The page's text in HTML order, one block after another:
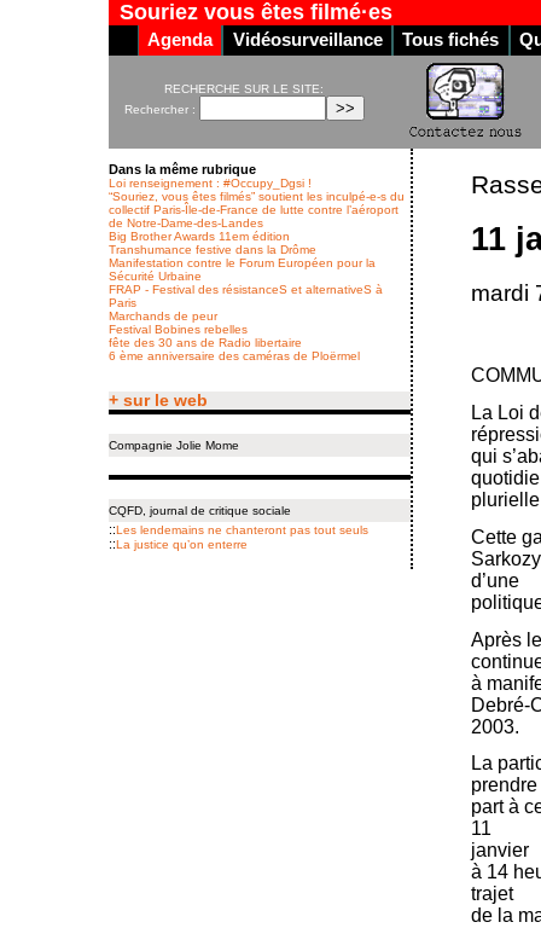
Souriez vous êtes filmé·es
Agenda Vidéosurveillance Tous fichés
RECHERCHE SUR LE SITE:
Rechercher :
11
mardi
La Loi
qui
Cette
d’une
Après
à
Debré-
2003.
La
prendre
part à
11
janvier
à 14
trajet
de la
Dans la même rubrique
Loi renseignement : #Occupy_Dgsi !
“Souriez, vous êtes filmés” soutient les inculpé-e-s du
collectif Paris-Île-de-France de lutte contre l’aéroport
de Notre-Dame-des-Landes
Big Brother Awards 11em édition
Transhumance festive dans la Drôme
Manifestation contre le Forum Européen pour la
Sécurité Urbaine
FRAP - Festival des résistanceS et alternativeS à
Paris
Marchands de peur
Festival Bobines rebelles
fête des 30 ans de Radio libertaire
6 ème anniversaire des caméras de Ploërmel
+ sur le web
Compagnie Jolie Mome
CQFD, journal de critique sociale
::Les lendemains ne chanteront pas tout seuls
::La justice qu’on enterre